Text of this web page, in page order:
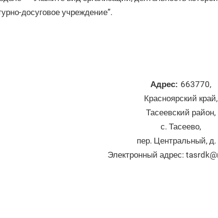
досуговое учреждение”.
Адрес: 663770,
Красноярский край,
Тасеевский район,
с. Тасеево,
пер. Центральный, д.
Электронный адрес: